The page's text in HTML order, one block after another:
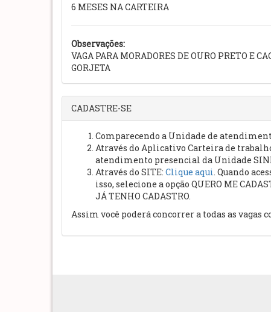
6 MESES NA CARTEIRA
Observações:
VAGA PARA MORADORES DE OURO PRETO E
GORJETA
CADASTRE-SE
Comparecendo a Unidade de
Através do Aplicativo Carteira de
atendimento presencial da Unidade
Através do SITE: Clique aqui. Quando
isso, selecione a opção QUERO ME
JÁ TENHO CADASTRO.
Assim você poderá concorrer a todas as